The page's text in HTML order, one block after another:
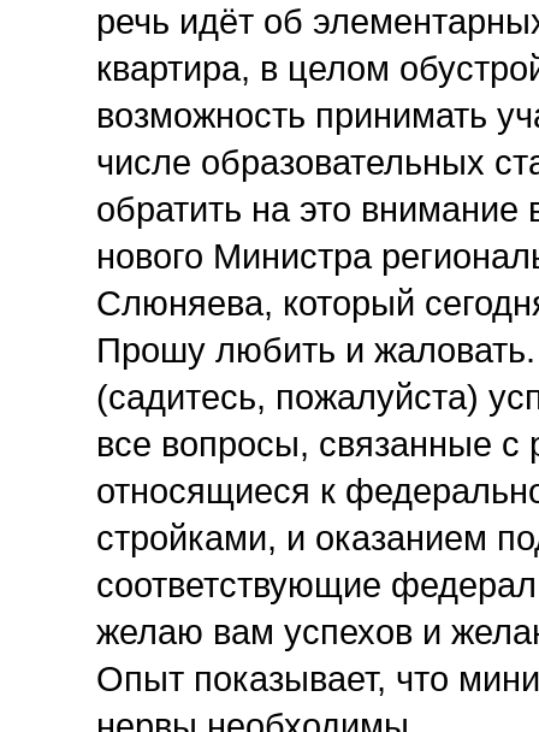
речь идёт об
квартира, в целом
возможность принимать
числе образовательных
обратить на это внимание
нового Министра
Слюняева, который
Прошу любить и
(садитесь, пожалуйста)
все вопросы, связанные с
относящиеся к
стройками, и оказанием
соответствующие
желаю вам успехов и
Опыт показывает, что